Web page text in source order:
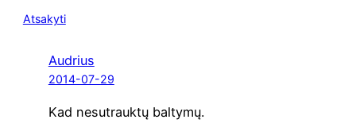
Atsakyti
Audrius
2014-07-29
Kad nesu­trauk­tų baltymų.